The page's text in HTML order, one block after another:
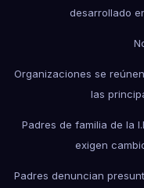
desarrollado
Organizaciones se
las
Padres de familia de la
exigen
Padres denuncian